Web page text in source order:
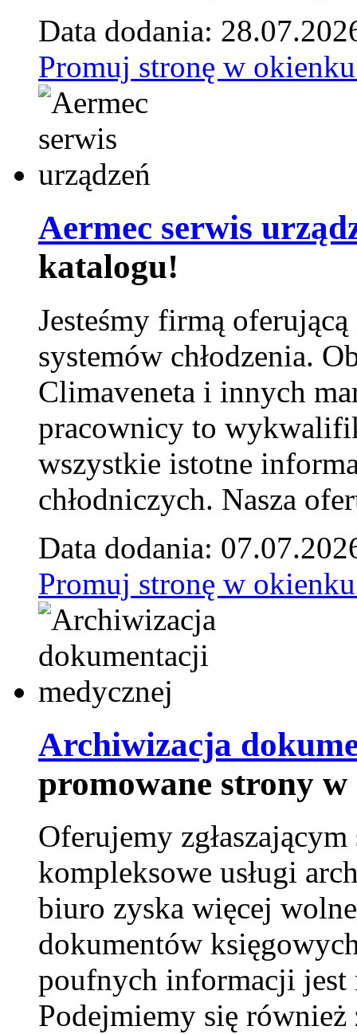
Data dodania:
Promuj stronę w
Aermec serwis
katalogu!
Jesteśmy firmą
systemów chłodzenia.
Climaveneta i innych
pracownicy to
wszystkie istotne
chłodniczych. Nasza
Data dodania:
Promuj stronę w
Archiwizacja
promowane strony
Oferujemy
kompleksowe usługi
biuro zyska więcej
dokumentów
poufnych informacji jest
Podejmiemy się